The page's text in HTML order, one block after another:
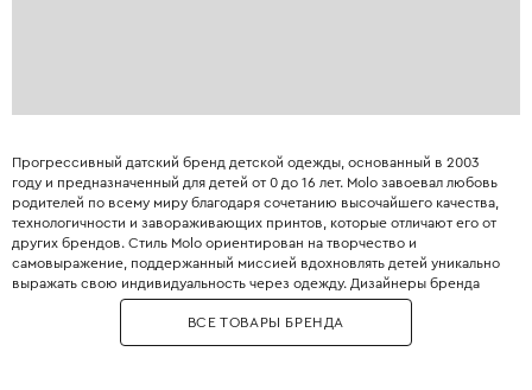
Прогрессивный датский бренд детской одежды, основанный в 2003
году и предназначенный для детей от 0 до 16 лет. Molo завоевал любовь
родителей по всему миру благодаря сочетанию высочайшего качества,
технологичности и завораживающих принтов, которые отличают его от
других брендов. Стиль Molo ориентирован на творчество и
самовыражение, поддержанный миссией вдохновлять детей уникально
выражать свою индивидуальность через одежду. Дизайнеры бренда
призывают к смелым сочетаниям, предлагая юным модникам одежду,
украшенную яркими полосками, цветами, динозаврами и космическими
мотивами. Особой гордостью Molo является линейка мембранной
ВСЕ ТОВАРЫ БРЕНДА